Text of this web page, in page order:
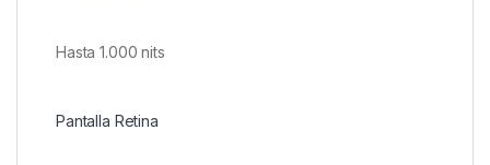
Hasta 1.000 nits
Pantalla Retina